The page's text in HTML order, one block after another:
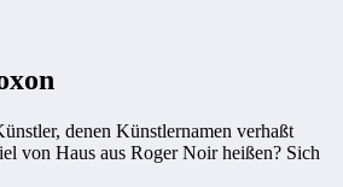
denen Künstlernamen verhaßt
von Haus aus Roger Noir heißen? Sich